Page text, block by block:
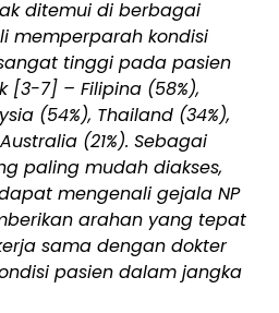
ditemui di berbagai
memperparah kondisi
tinggi pada pasien
[3-7] – Filipina (58%),
(54%), Thailand (34%),
(21%). Sebagai
paling mudah diakses,
mengenali gejala NP
arahan yang tepat
sama dengan dokter
pasien dalam jangka